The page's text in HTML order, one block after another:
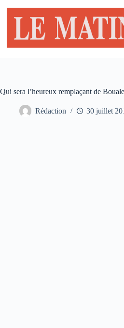
contenu
Qui sera l’heureux remplaçant de
Rédaction 30 juillet